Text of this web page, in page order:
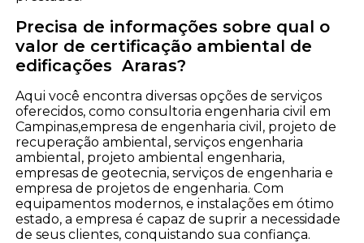
Precisa de informações sobre qual o
valor de certificação ambiental de
edificações Araras?
Aqui você encontra diversas opções de serviços
oferecidos, como consultoria engenharia civil em
Campinas,empresa de engenharia civil, projeto de
recuperação ambiental, serviços engenharia
ambiental, projeto ambiental engenharia,
empresas de geotecnia, serviços de engenharia e
empresa de projetos de engenharia. Com
equipamentos modernos, e instalações em ótimo
estado, a empresa é capaz de suprir a necessidade
de seus clientes, conquistando sua confiança.